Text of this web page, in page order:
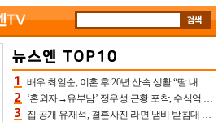
배우 최일순, 이혼 후 20년 산속 생활 “딸 내가 버렸다고 원망‥맘 아파”(특종)[어제TV]
‘혼외자→유부남’ 정우성 근황 포착, 수식억 해킹 피해 후배 만났다 “존경하는”
집 공개 유재석, 결혼사진 라면 냄비 받침대 되고 분노‥가족사진도 피해(놀뭐)[어제TV]